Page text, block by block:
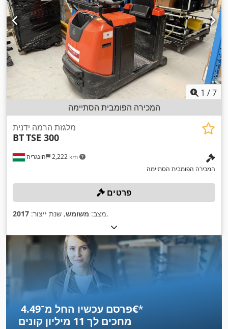
1 /7
המכירה הפומבית הסתיימה
הונגריה 2,222 km
מלגזת הרמה ידנית
BTTSE 300
המכירה הפומבית הסתיימה
פרטים
מצב: משומש, שנת ייצור: 2017 ,
פרסם עכשיו החל מ־‏4.49 ‏€*
מחכים לך 11 מיליון קונים